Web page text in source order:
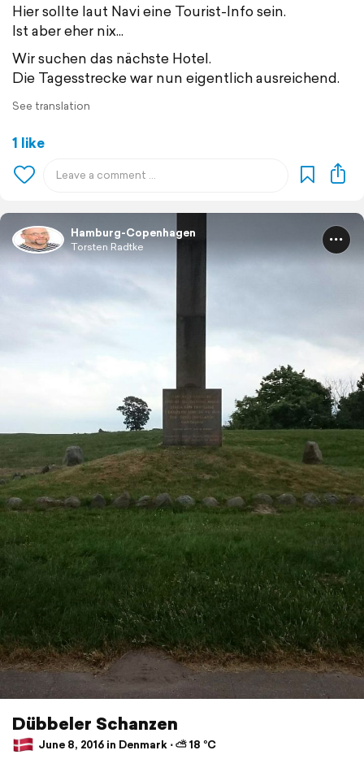
Hier sollte laut Navi eine Tourist-Info sein.
Ist aber eher nix...
Wir suchen das nächste Hotel.
Die Tagesstrecke war nun eigentlich ausreichend.
See translation
1 like
Hamburg-Copenhagen
Torsten Radtke
Dübbeler Schanzen
June 8, 2016 in Denmark ⋅ ⛅ 18 °C